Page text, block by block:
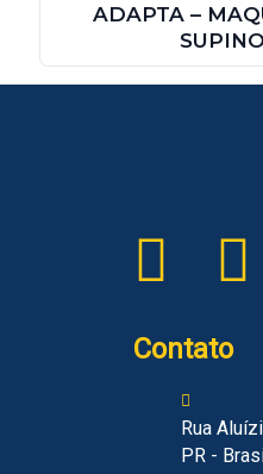
ADAPTA –
SUPINO
Contato
Rua
PR -